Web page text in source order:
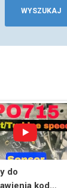
WYSZUKAJ
do
kod